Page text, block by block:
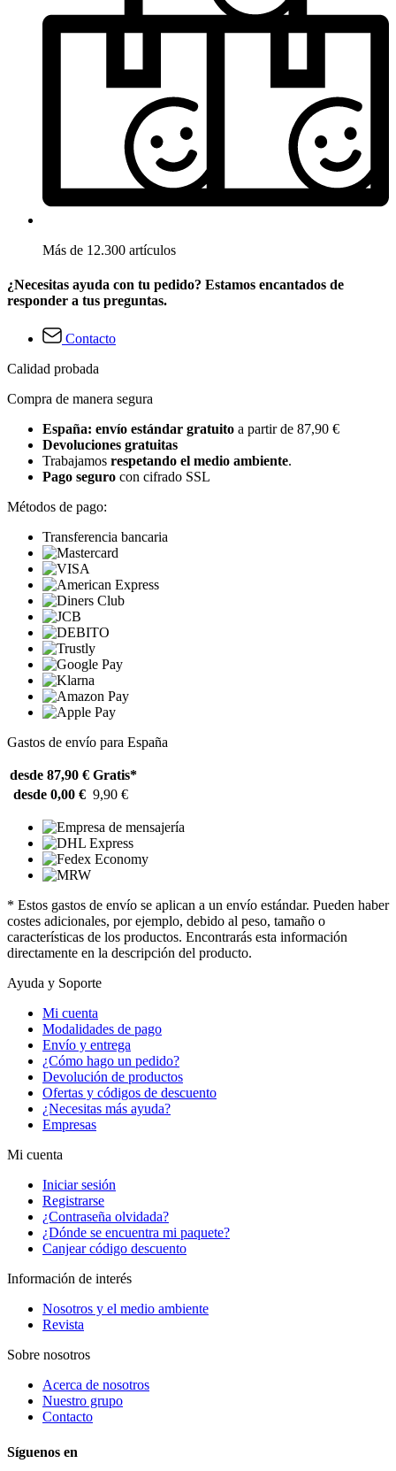
Más de 12.300 artículos
¿Necesitas ayuda con tu pedido? Estamos encantados de
responder a tus preguntas.
Contacto
Calidad probada
Compra de manera segura
España: envío estándar gratuito a partir de 87,90 €
Devoluciones gratuitas
Trabajamos respetando el medio ambiente.
Pago seguro con cifrado SSL
Métodos de pago:
Transferencia bancaria
Gastos de envío para España
desde 87,90 € Gratis*
desde 0,00 € 9,90 €
* Estos gastos de envío se aplican a un envío estándar. Pueden haber
costes adicionales, por ejemplo, debido al peso, tamaño o
características de los productos. Encontrarás esta información
directamente en la descripción del producto.
Ayuda y Soporte
Mi cuenta
Modalidades de pago
Envío y entrega
¿Cómo hago un pedido?
Devolución de productos
Ofertas y códigos de descuento
¿Necesitas más ayuda?
Empresas
Mi cuenta
Iniciar sesión
Registrarse
¿Contraseña olvidada?
¿Dónde se encuentra mi paquete?
Canjear código descuento
Información de interés
Nosotros y el medio ambiente
Revista
Sobre nosotros
Acerca de nosotros
Nuestro grupo
Contacto
Síguenos en